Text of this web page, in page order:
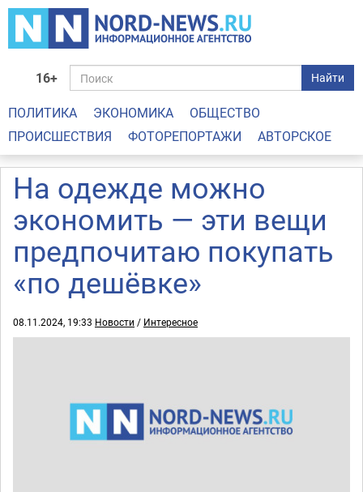
16+ Найти
ПОЛИТИКА ЭКОНОМИКА
ОБЩЕСТВО
ПРОИСШЕСТВИЯ
ФОТОРЕПОРТАЖИ АВТОРСКОЕ
На одежде можно
экономить — эти вещи
предпочитаю покупать
«по дешёвке»
08.11.2024, 19:33 Новости / Интересное